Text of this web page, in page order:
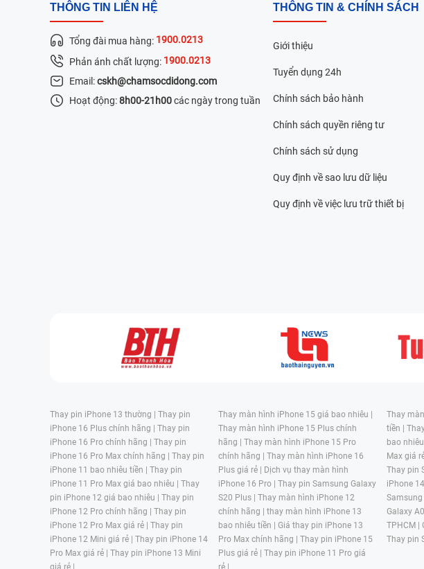
THÔNG TIN LIÊN HỆ
Tổng đài mua hàng: 1900.0213
Phản ánh chất lượng: 1900.0213
Email:cskh@chamsocdidong.com
Hoạt động:8h00-21h00các ngày trong tuần
THÔNG TIN & CHÍNH SÁCH
Giới thiệu
Tuyển dụng 24h
Chính sách bảo hành
Chính sách quyền riêng tư
Chính sách sử dụng
Quy định về sao lưu dữ liệu
Quy định về việc lưu trữ thiết bị
Thay pin iPhone 13 thường | Thay pin
iPhone 16 Plus chính hãng | Thay pin
iPhone 16 Pro chính hãng | Thay pin
iPhone 16 Pro Max chính hãng | Thay pin
iPhone 11 bao nhiêu tiền | Thay pin
iPhone 11 Pro Max giá bao nhiêu | Thay
pin iPhone 12 giá bao nhiêu | Thay pin
iPhone 12 Pro chính hãng | Thay pin
iPhone 12 Pro Max giá rẻ | Thay pin
iPhone 12 Mini giá rẻ | Thay pin iPhone 14
Pro Max giá rẻ | Thay pin iPhone 13 Mini
giá rẻ |
Thay màn hình iPhone 15 giá bao nhiêu |
Thay màn hình iPhone 15 Plus chính
hãng | Thay màn hình iPhone 15 Pro
chính hãng | Thay màn hình iPhone 16
Plus giá rẻ | Dịch vụ thay màn hình
iPhone 16 Pro | Thay pin Samsung Galaxy
S20 Plus | Thay màn hình iPhone 12
chính hãng | thay màn hình iPhone 13
bao nhiêu tiền | Giá thay pin iPhone 13
Pro Max chính hãng | Thay pin iPhone 15
Plus giá rẻ | Thay pin iPhone 11 Pro giá
rẻ |
Thay
tiền |
bao
Max giá
Thay pin
iPhone
Samsung
Galaxy
TPHCM |
Thay pin